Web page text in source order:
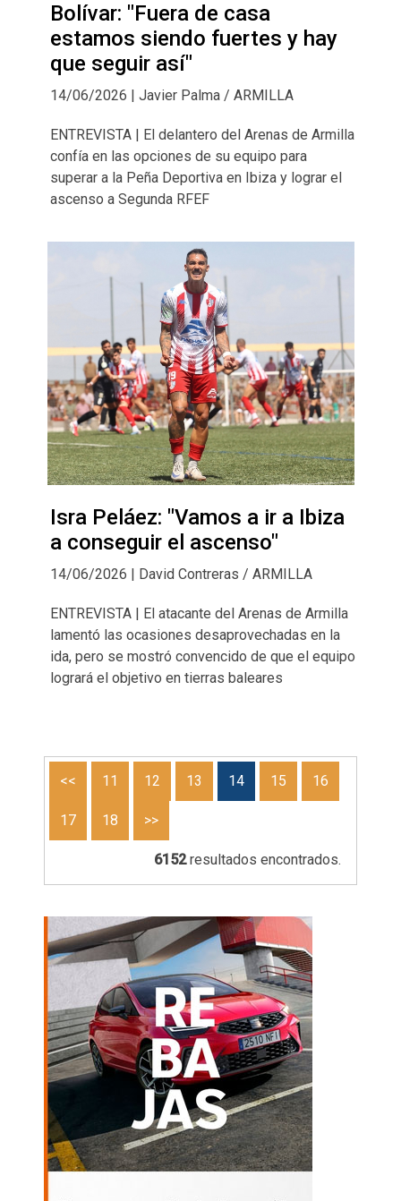
Bolívar: "Fuera de casa
estamos siendo fuertes y hay
que seguir así"
14/06/2026 | Javier Palma / ARMILLA
ENTREVISTA | El delantero del Arenas de Armilla
confía en las opciones de su equipo para
superar a la Peña Deportiva en Ibiza y lograr el
ascenso a Segunda RFEF
Isra Peláez: "Vamos a ir a Ibiza
a conseguir el ascenso"
14/06/2026 | David Contreras / ARMILLA
ENTREVISTA | El atacante del Arenas de Armilla
lamentó las ocasiones desaprovechadas en la
ida, pero se mostró convencido de que el equipo
logrará el objetivo en tierras baleares
<< 11 12 13 14 15 16
17 18 >>
6152resultados encontrados.